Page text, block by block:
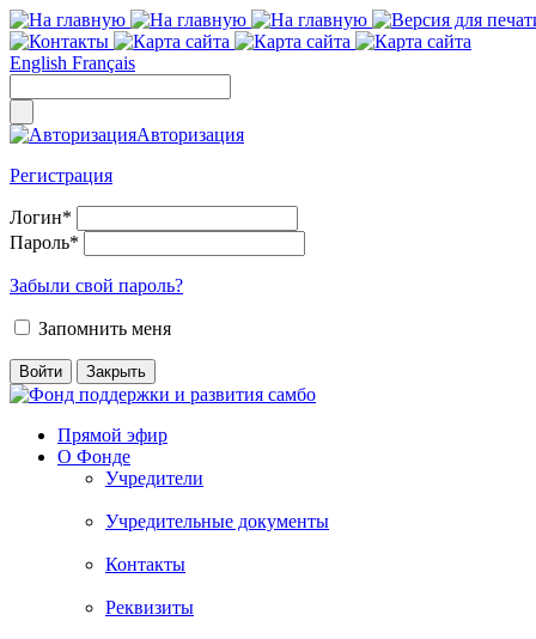
English Français
Авторизация
Регистрация
Логин*
Пароль*
Забыли свой пароль?
Запомнить меня
Прямой эфир
О Фонде
Учредители
Учредительные документы
Контакты
Реквизиты